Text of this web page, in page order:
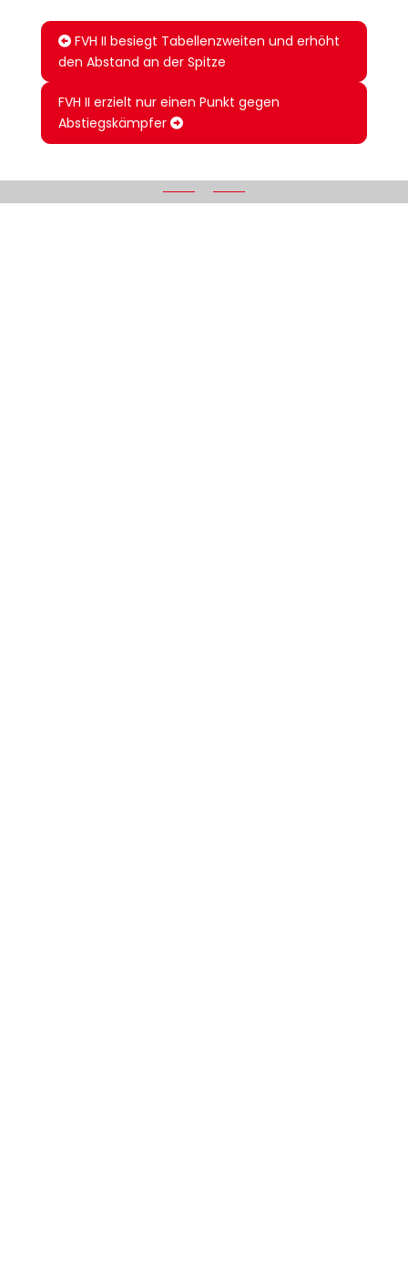
FVH II besiegt Tabellenzweiten und erhöht
den Abstand an der Spitze
FVH II erzielt nur einen Punkt gegen
Abstiegskämpfer